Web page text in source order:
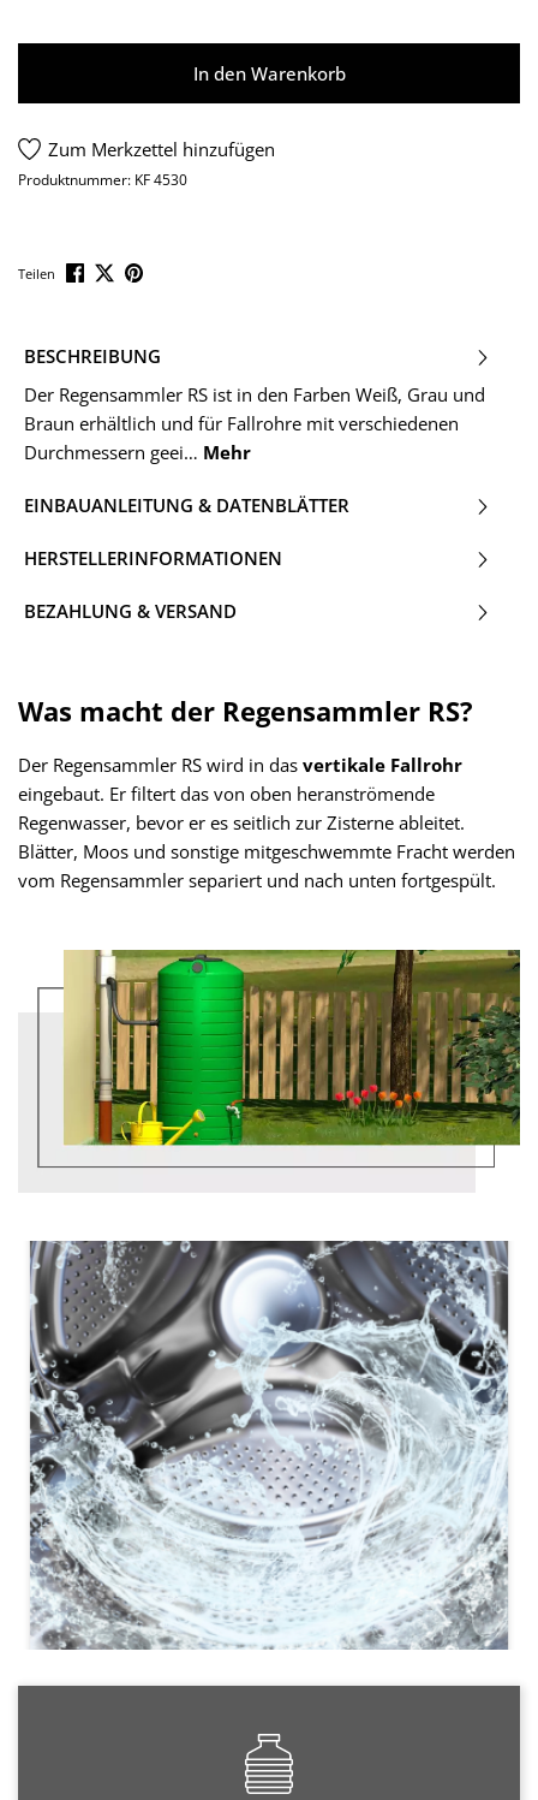
In den Warenkorb
Zum Merkzettel hinzufügen
Produktnummer: KF 4530
Teilen
BESCHREIBUNG
Der Regensammler RS ist in den Farben Weiß, Grau und
Braun erhältlich und für Fallrohre mit verschiedenen
Durchmessern geei… Mehr
EINBAUANLEITUNG & DATENBLÄTTER
HERSTELLERINFORMATIONEN
BEZAHLUNG & VERSAND
Was macht der Regensammler RS?
Der Regensammler RS wird in das vertikale Fallrohr
eingebaut. Er filtert das von oben heranströmende
Regenwasser, bevor er es seitlich zur Zisterne ableitet.
Blätter, Moos und sonstige mitgeschwemmte Fracht werden
vom Regensammler separiert und nach unten fortgespült.